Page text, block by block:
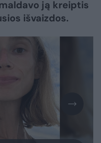
ją kreiptis
išvaizdos.